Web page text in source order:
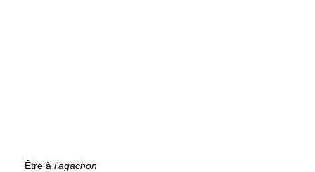
Être à l’agachon